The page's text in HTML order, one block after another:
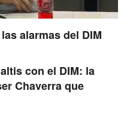
alarmas del DIM
con el DIM: la
Chaverra que